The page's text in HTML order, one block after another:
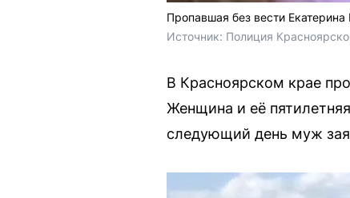
Пропавшая без вести
Источник: Полиция
В Красноярском крае
Женщина и её
следующий день муж